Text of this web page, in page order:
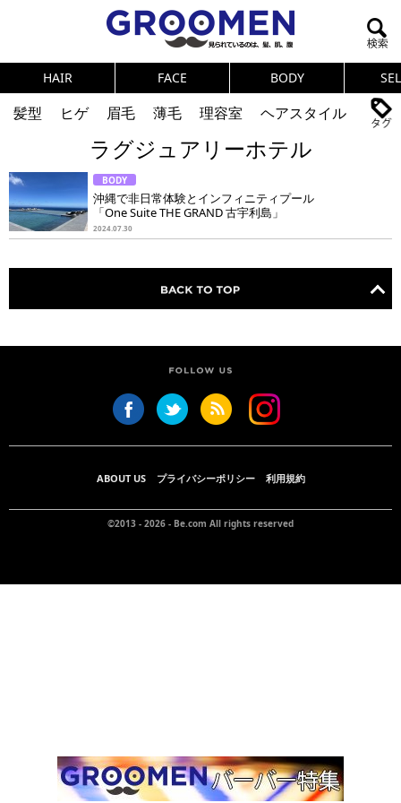
HAIR FACE BODY
髪型 ヒゲ 眉毛 薄毛 理容室
ヘアスタイル
ヘアカタログ
体臭 ニオイ
連載
メンズコスメ
NEWS PICK UP 筋肉
女の本音
テストステロン
海外セレブ
健康
スキンケア 食事
調査結果
トレーニング
好印象な男
頭皮ケア
ダイエット
理容室
ラグジュアリーホテル
BODY
沖縄で非日常体験とインフィニティプール
「One Suite THE GRAND 古宇利島」
2024.07.30
ABOUT US プライバシーポリシー 利用規約
©2013 - 2026 - Be.com All rights reserved